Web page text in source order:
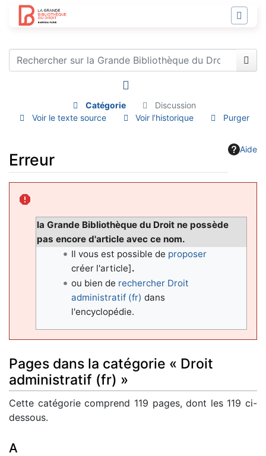
Catégorie
Discussion
Voir le texte source
Voir l’historique Purger
Aide
Erreur
la Grande Bibliothèque du Droit ne possède
pas encore d'article avec ce nom.
Il vous est possible de proposer
créer l'article].
ou bien de rechercher Droit
administratif (fr) dans
l'encyclopédie.
Pages dans la catégorie « Droit
administratif (fr) »
Cette catégorie comprend 119 pages, dont les 119 ci-
dessous.
A